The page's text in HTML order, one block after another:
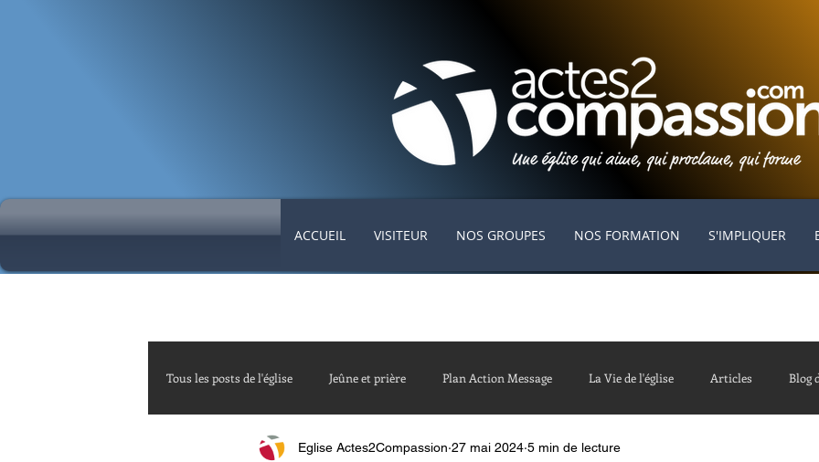
ACCUEIL VISITEUR NOS GROUPES NOS FORMATION S'IMPLIQUER
Tous les posts de l'église Jeûne et prière Plan Action Message La Vie de l'église Articles Blog
Eglise Actes2Compassion 27 mai 2024 5 min de lecture